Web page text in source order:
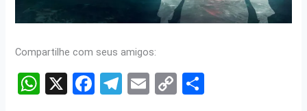
Compartilhe com seus amigos:
W X
F
T
E
C